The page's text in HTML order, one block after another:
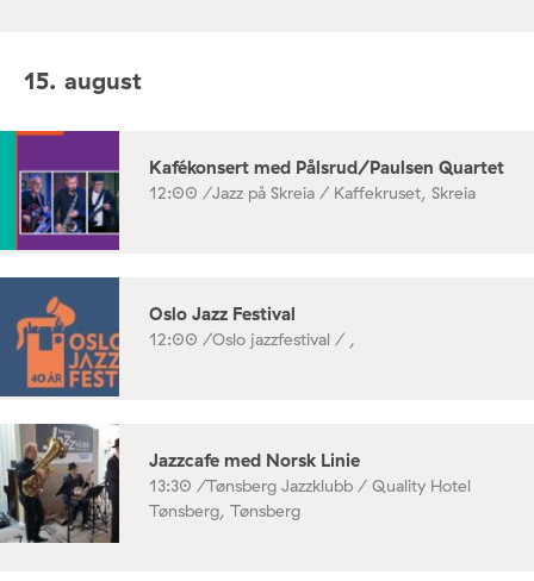
15. august
Kafékonsert med Pålsrud/Paulsen Quartet
12:00 /Jazz på Skreia / Kaffekruset, Skreia
Oslo Jazz Festival
12:00 /Oslo jazzfestival / ,
Jazzcafe med Norsk Linie
13:30 /Tønsberg Jazzklubb / Quality Hotel
Tønsberg, Tønsberg